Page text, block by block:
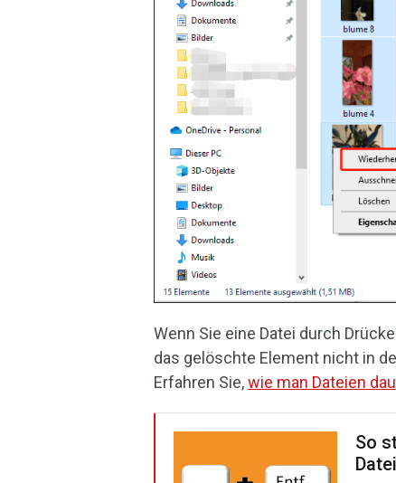
Wenn Sie eine Datei durch
das gelöschte Element nicht in
Erfahren Sie,wie man Dateien
So